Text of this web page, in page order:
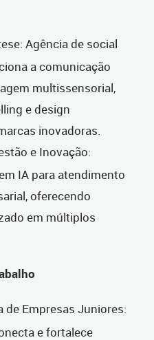
Agência de social
a comunicação
multissensorial,
e design
inovadoras.
e Inovação:
IA para atendimento
oferecendo
em múltiplos
de Empresas Juniores:
e fortalece